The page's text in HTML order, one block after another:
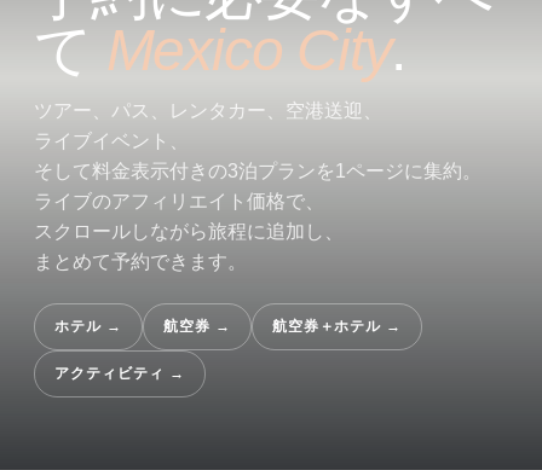
て Mexico City.
ツアー、パス、レンタカー、空港送迎、
ライブイベント、
そして料金表示付きの3泊プランを1ページに集約。
ライブのアフィリエイト価格で、
スクロールしながら旅程に追加し、
まとめて予約できます。
ホテル→ 航空券 → 航空券＋ホテル →
アクティビティ →